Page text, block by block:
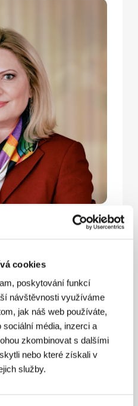
cookies
poskytování funkcí
návštěvnosti využíváme
jak náš web používáte,
média, inzerci a
zkombinovat s dalšími
nebo které získali v
služby.
filmového
jak kulturu,
zpřístupnit co
historií a
zároveň i dějištěm
kde se setkávají
Právě proto je pro nás
Odráží hodnoty, ve
rozmanitost a